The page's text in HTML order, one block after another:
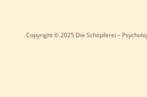
Copyright © 2025 Die Schöpferei –